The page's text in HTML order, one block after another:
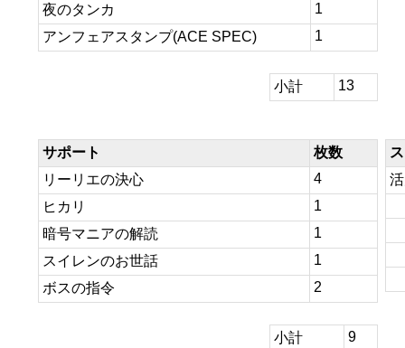
夜のタンカ
1
アンフェアスタンプ(ACE SPEC)
1
小計 13
サポート
枚数
リーリエの決心
4
ヒカリ
1
暗号マニアの解読
1
スイレンのお世話
1
ボスの指令
2
小計 9